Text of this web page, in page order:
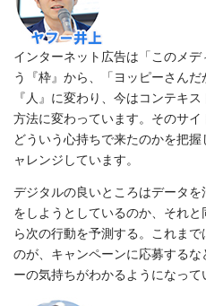
インターネット広告は「このメ
う『枠』から、「ヨッピーさん
『人』に変わり、今はコンテキ
方法に変わっています。そのサイ
どういう心持ちで来たのかを把
ャレンジしています。
デジタルの良いところはデータ
をしようとしているのか、それ
ら次の行動を予測する。これま
のが、キャンペーンに応募する
ーの気持ちがわかるようになって